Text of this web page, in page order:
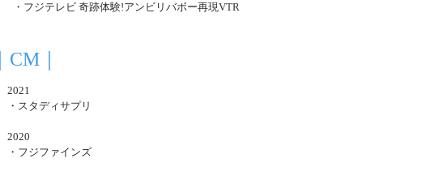
​・フジテレビ 奇跡体験!アンビリバボー再現VTR
｜CM｜
2021
・スタディサプリ
2020
・フジファインズ